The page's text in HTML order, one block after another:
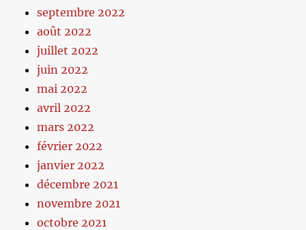
septembre 2022
août 2022
juillet 2022
juin 2022
mai 2022
avril 2022
mars 2022
février 2022
janvier 2022
décembre 2021
novembre 2021
octobre 2021